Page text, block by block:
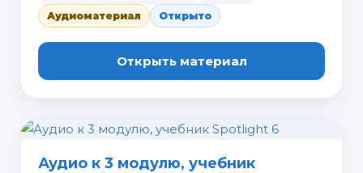
Аудиоматериал
Открыто
Открыть материал
Аудио к 3 модулю, учебник